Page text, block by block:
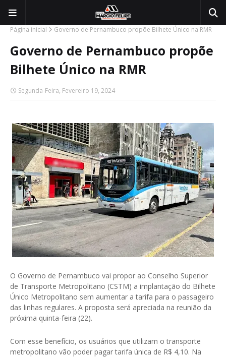
Página inicial Governo de Pernambuco propõe Bilhete Único na RMR
Governo de Pernambuco propõe
Bilhete Único na RMR
Segunda-Feira, Fevereiro 19, 2024
O Governo de Pernambuco vai propor ao Conselho Superior
de Transporte Metropolitano (CSTM) a implantação do Bilhete
Único Metropolitano sem aumentar a tarifa para o passageiro
das linhas regulares. A proposta será apreciada na reunião da
próxima quinta-feira (22).
Com esse benefício, os usuários que utilizam o transporte
metropolitano vão poder pagar tarifa única de R$ 4,10. Na